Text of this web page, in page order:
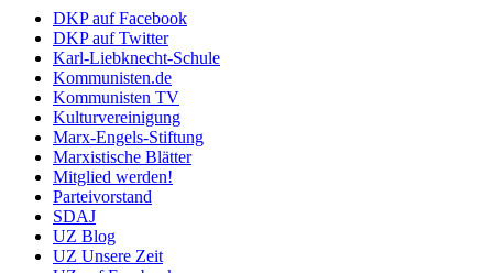
DKP auf Facebook
DKP auf Twitter
Karl-Liebknecht-Schule
Kommunisten.de
Kommunisten TV
Kulturvereinigung
Marx-Engels-Stiftung
Marxistische Blätter
Mitglied werden!
Parteivorstand
SDAJ
UZ Blog
UZ Unsere Zeit